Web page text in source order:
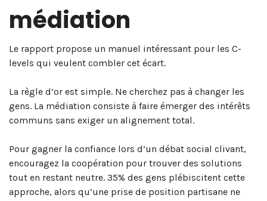
médiation
Le rapport propose un manuel intéressant pour les C-
levels qui veulent combler cet écart.
La règle d’or est simple. Ne cherchez pas à changer les
gens. La médiation consiste à faire émerger des intérêts
communs sans exiger un alignement total.
Pour gagner la confiance lors d’un débat social clivant,
encouragez la coopération pour trouver des solutions
tout en restant neutre. 35% des gens plébiscitent cette
approche, alors qu’une prise de position partisane ne